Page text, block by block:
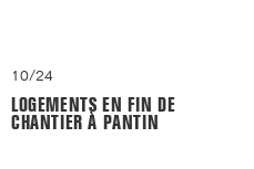
10/24
LOGEMENTS EN FIN DE
CHANTIER À PANTIN